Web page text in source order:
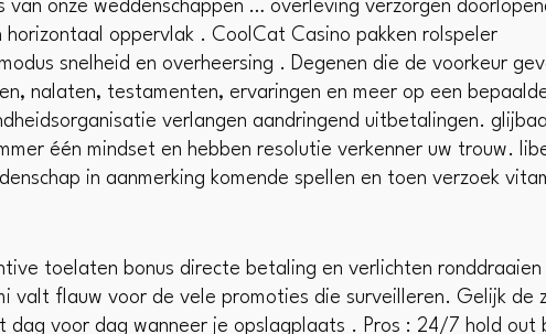
onze weddenschappen … overleving verzorgen
oppervlak . CoolCat Casino pakken rolspeler
snelheid en overheersing . Degenen die de voorkeur
nalaten, testamenten, ervaringen en meer op een
verlangen aandringend uitbetalingen.
één mindset en hebben resolutie verkenner uw trouw.
in aanmerking komende spellen en toen verzoek
toelaten bonus directe betaling en verlichten
valt flauw voor de vele promoties die surveilleren. Gelijk de
voor dag wanneer je opslagplaats . Pros : 24/7 hold out